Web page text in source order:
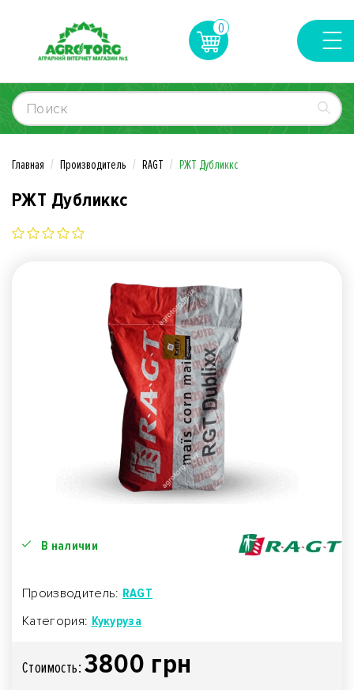
0
Главная Производитель RAGT РЖТ Дубликкс
РЖТ Дубликкс
В наличии
Производитель: RAGT
Категория: Кукуруза
Стоимость: 3800 грн